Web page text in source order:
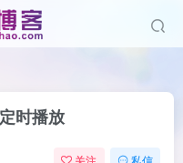
时播放
关注 私信